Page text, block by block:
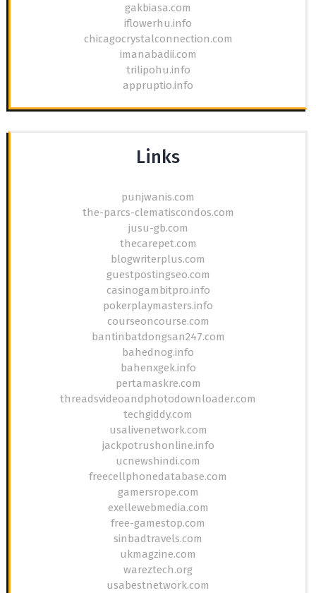
gakbiasa.com
iflowerhu.info
chicagocrystalconnection.com
imanabadii.com
trilipohu.info
appruptio.info
Links
punjwanis.com
the-parcs-clematiscondos.com
jusu-gb.com
thecarepet.com
blogwriterplus.com
guestpostingseo.com
casinogambitpro.info
pokerplaymasters.info
courseoncourse.com
bantinbatdongsan247.com
bahednog.info
bahenxgek.info
pertamaskre.com
threadsvideoandphotodownloader.com
techgiddy.com
usalivenetwork.com
jackpotrushonline.info
ucnewshindi.com
freecellphonedatabase.com
gamersrope.com
exellewebmedia.com
free-gamestop.com
sinbadtravels.com
ukmagzine.com
wareztech.org
usabestnetwork.com